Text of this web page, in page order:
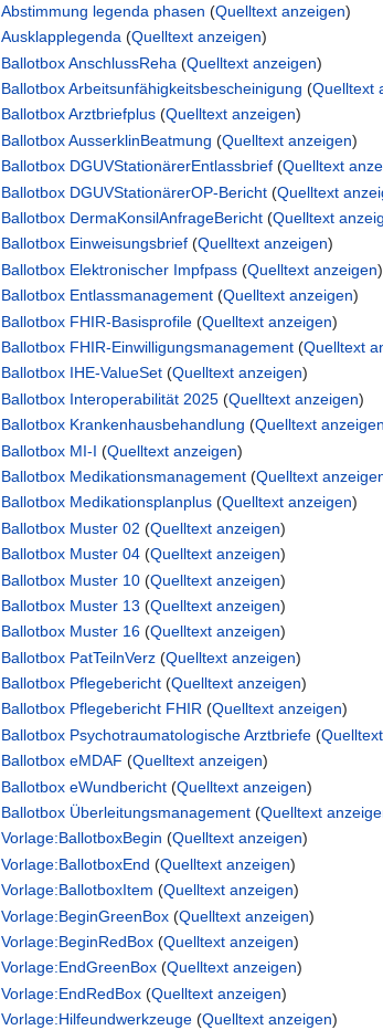
Abstimmung legenda phasen (Quelltext anzeigen)
Ausklapplegenda (Quelltext anzeigen)
Ballotbox AnschlussReha (Quelltext anzeigen)
Ballotbox Arbeitsunfähigkeitsbescheinigung (Quelltext
Ballotbox Arztbriefplus (Quelltext anzeigen)
Ballotbox AusserklinBeatmung (Quelltext anzeigen)
Ballotbox DGUVStationärerEntlassbrief (Quelltext
Ballotbox DGUVStationärerOP-Bericht (Quelltext
Ballotbox DermaKonsilAnfrageBericht (Quelltext
Ballotbox Einweisungsbrief (Quelltext anzeigen)
Ballotbox Elektronischer Impfpass (Quelltext anzeigen)
Ballotbox Entlassmanagement (Quelltext anzeigen)
Ballotbox FHIR-Basisprofile (Quelltext anzeigen)
Ballotbox FHIR-Einwilligungsmanagement (Quelltext
Ballotbox IHE-ValueSet (Quelltext anzeigen)
Ballotbox Interoperabilität 2025 (Quelltext anzeigen)
Ballotbox Krankenhausbehandlung (Quelltext
Ballotbox MI-I (Quelltext anzeigen)
Ballotbox Medikationsmanagement (Quelltext
Ballotbox Medikationsplanplus (Quelltext anzeigen)
Ballotbox Muster 02 (Quelltext anzeigen)
Ballotbox Muster 04 (Quelltext anzeigen)
Ballotbox Muster 10 (Quelltext anzeigen)
Ballotbox Muster 13 (Quelltext anzeigen)
Ballotbox Muster 16 (Quelltext anzeigen)
Ballotbox PatTeilnVerz (Quelltext anzeigen)
Ballotbox Pflegebericht (Quelltext anzeigen)
Ballotbox Pflegebericht FHIR (Quelltext anzeigen)
Ballotbox Psychotraumatologische Arztbriefe (
Ballotbox eMDAF (Quelltext anzeigen)
Ballotbox eWundbericht (Quelltext anzeigen)
Ballotbox Überleitungsmanagement (Quelltext
Vorlage:BallotboxBegin (Quelltext anzeigen)
Vorlage:BallotboxEnd (Quelltext anzeigen)
Vorlage:BallotboxItem (Quelltext anzeigen)
Vorlage:BeginGreenBox (Quelltext anzeigen)
Vorlage:BeginRedBox (Quelltext anzeigen)
Vorlage:EndGreenBox (Quelltext anzeigen)
Vorlage:EndRedBox (Quelltext anzeigen)
Vorlage:Hilfeundwerkzeuge (Quelltext anzeigen)